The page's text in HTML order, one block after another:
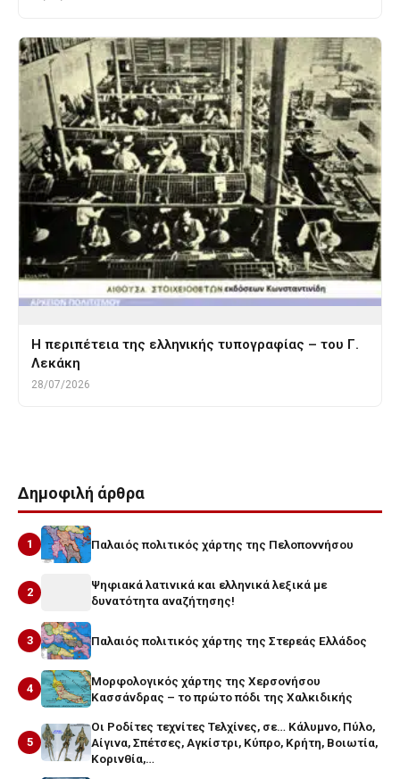
Η περιπέτεια της ελληνικής τυπογραφίας – του Γ.
Λεκάκη
28/07/2026
Δημοφιλή άρθρα
1 Παλαιός πολιτικός χάρτης της Πελοποννήσου
2
Ψηφιακά λατινικά και ελληνικά λεξικά με
δυνατότητα αναζήτησης!
3 Παλαιός πολιτικός χάρτης της Στερεάς Ελλάδος
4
Μορφολογικός χάρτης της Χερσονήσου
Κασσάνδρας – το πρώτο πόδι της Χαλκιδικής
5
Οι Ροδίτες τεχνίτες Τελχίνες, σε… Κάλυμνο, Πύλο,
Αίγινα, Σπέτσες, Αγκίστρι, Κύπρο, Κρήτη, Βοιωτία,
Κορινθία,…